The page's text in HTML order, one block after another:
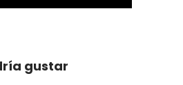
gustar